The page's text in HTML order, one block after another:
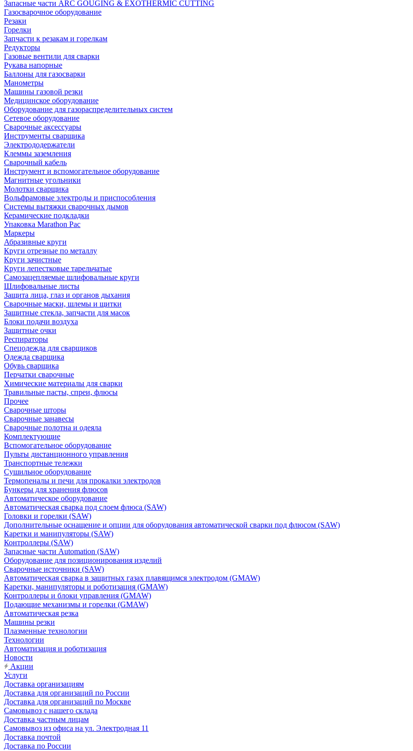
Запасные части ARC GOUGING & EXOTHERMIC CUTTING
Газосварочное оборудование
Резаки
Горелки
Запчасти к резакам и горелкам
Редукторы
Газовые вентили для сварки
Рукава напорные
Баллоны для газосварки
Манометры
Машины газовой резки
Медицинское оборудование
Оборудование для газораспределительных систем
Сетевое оборудование
Сварочные аксессуары
Инструменты сварщика
Электрододержатели
Клеммы заземления
Сварочный кабель
Инструмент и вспомогательное оборудование
Магнитные угольники
Молотки сварщика
Вольфрамовые электроды и приспособления
Системы вытяжки сварочных дымов
Керамические подкладки
Упаковка Marathon Pac
Маркеры
Абразивные круги
Круги отрезные по металлу
Круги зачистные
Круги лепестковые тарельчатые
Самозацепляемые шлифовальные круги
Шлифовальные листы
Защита лица, глаз и органов дыхания
Сварочные маски, шлемы и щитки
Защитные стекла, запчасти для масок
Блоки подачи воздуха
Защитные очки
Респираторы
Спецодежда для сварщиков
Одежда сварщика
Обувь сварщика
Перчатки сварочные
Химические материалы для сварки
Травильные пасты, спреи, флюсы
Прочее
Сварочные шторы
Сварочные занавесы
Сварочные полотна и одеяла
Комплектующие
Вспомогательное оборудование
Пульты дистанционного управления
Транспортные тележки
Сушильное оборудование
Термопеналы и печи для прокалки электродов
Бункеры для хранения флюсов
Автоматическое оборудование
Автоматическая сварка под слоем флюса (SAW)
Головки и горелки (SAW)
Дополнительные оснащение и опции для оборудования автоматической сварки под флюсом (SAW)
Каретки и манипуляторы (SAW)
Контроллеры (SAW)
Запасные части Automation (SAW)
Оборудование для позиционирования изделий
Сварочные источники (SAW)
Автоматическая сварка в защитных газах плавящимся электродом (GMAW)
Каретки, манипуляторы и роботизация (GMAW)
Контроллеры и блоки управления (GMAW)
Подающие механизмы и горелки (GMAW)
Автоматическая резка
Машины резки
Плазменные технологии
Технологии
Автоматизация и роботизация
Новости
Акции
Услуги
Доставка организациям
Доставка для организаций по России
Доставка для организаций по Москве
Самовывоз с нашего склада
Доставка частным лицам
Самовывоз из офиса на ул. Электродная 11
Доставка почтой
Доставка по России